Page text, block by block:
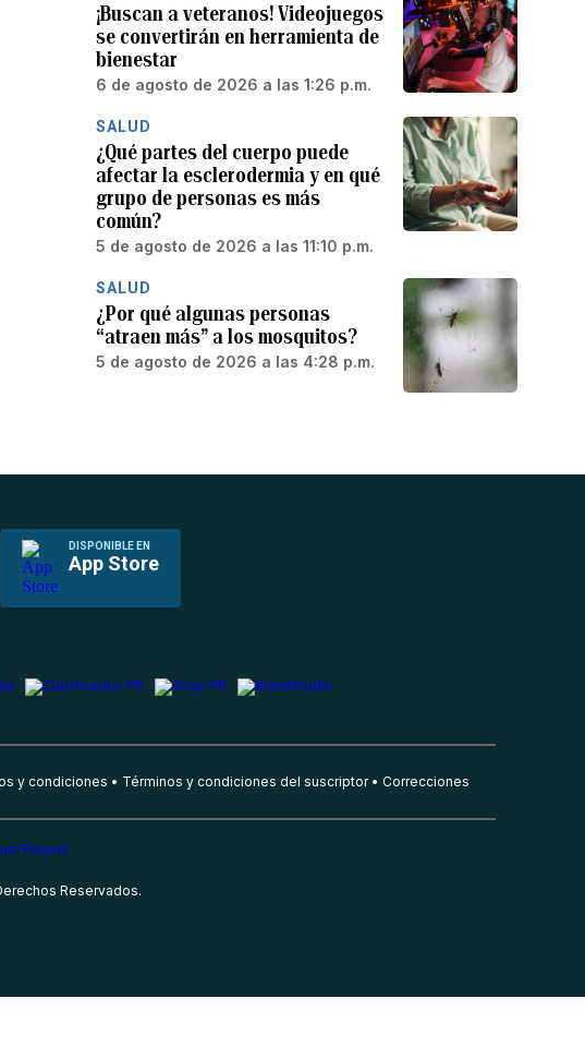
¡Buscan a veteranos! Videojuegos
se convertirán en herramienta de
bienestar
6 de agosto de 2026 a las 1:26 p.m.
SALUD
¿Qué partes del cuerpo puede
afectar la esclerodermia y en qué
grupo de personas es más
común?
5 de agosto de 2026 a las 11:10 p.m.
SALUD
¿Por qué algunas personas
“atraen más” a los mosquitos?
5 de agosto de 2026 a las 4:28 p.m.
DISPONIBLE EN
App Store
y condiciones Términos y condiciones del suscriptor Correcciones
Reservados.